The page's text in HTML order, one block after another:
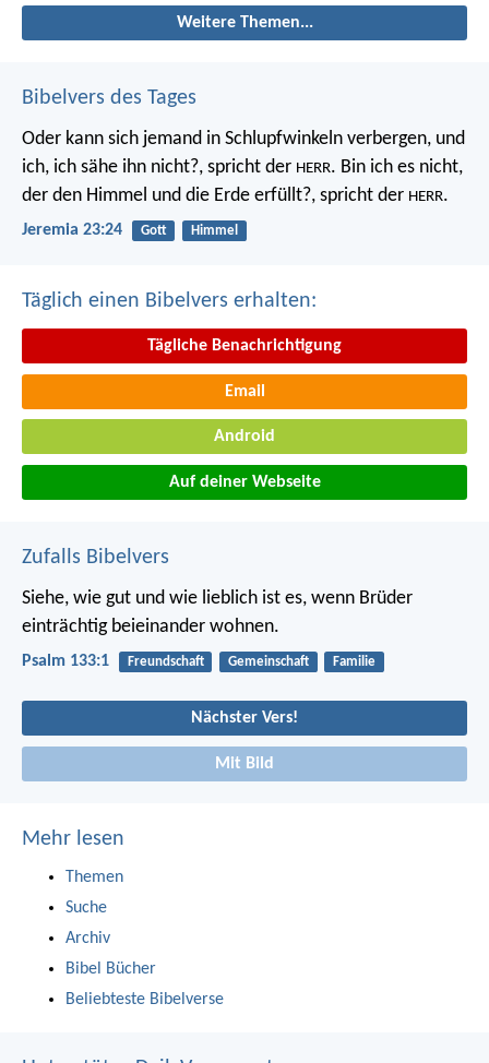
Weitere Themen...
Bibelvers des Tages
Oder kann sich jemand in Schlupfwinkeln verbergen, und
ich, ich sähe ihn nicht?, spricht der HERR. Bin ich es nicht,
der den Himmel und die Erde erfüllt?, spricht der HERR.
Jeremia 23:24 Gott Himmel
Täglich einen Bibelvers erhalten:
Tägliche Benachrichtigung
Email
Android
Auf deiner Webseite
Zufalls Bibelvers
Siehe, wie gut und wie lieblich ist es, wenn Brüder
einträchtig beieinander wohnen.
Psalm 133:1 Freundschaft Gemeinschaft Familie
Nächster Vers!
Mit Bild
Mehr lesen
Themen
Suche
Archiv
Bibel Bücher
Beliebteste Bibelverse